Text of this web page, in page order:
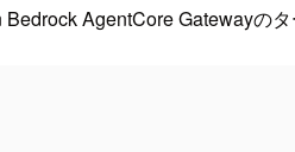
AgentCore Gatewayの